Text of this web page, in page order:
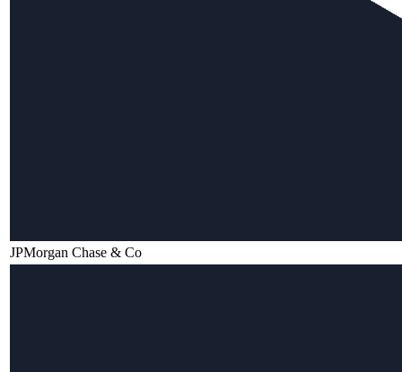
JPMorgan Chase & Co